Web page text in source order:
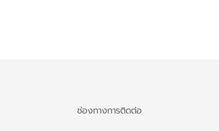
ช่องทางการติดต่อ